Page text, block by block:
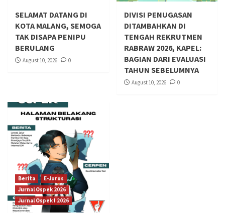
SELAMAT DATANG DI
KOTA MALANG, SEMOGA
TAK DISAPA PENIPU
BERULANG
August 10, 2026 0
DIVISI PENUGASAN
DITAMBAHKAN DI
TENGAH REKRUTMEN
RABRAW 2026, KAPEL:
BAGIAN DARI EVALUASI
TAHUN SEBELUMNYA
August 10, 2026 0
Berita
E-Juros
Jurnal Ospek 2026
Jurnal Ospek I 2026